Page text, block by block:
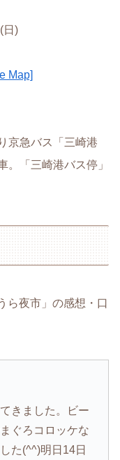
日)
Map]
京急バス「三崎港
。「三崎港バス停」
ら夜市」の感想・口
きました。ビー
ぐろコロッケな
た(^^)明日14日